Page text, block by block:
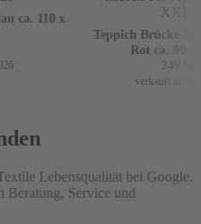
ca. 110 x
Teppich Brücke Mir
Rot ca. 90 x
249,99
verkauft im
Lebensqualität bei Google.
Beratung, Service und